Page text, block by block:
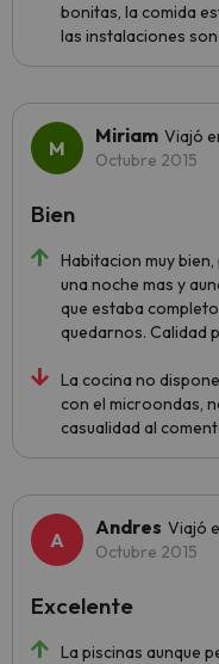
bonitas, la comida
las instalaciones
Miriam Viajó
Octubre 2015
Habitacion muy
una noche mas y
que estaba
quedarnos. Calidad
La cocina no
con el microondas,
casualidad al
Bien
Andres Viajó
Octubre 2015
La piscinas aunque
Excelente